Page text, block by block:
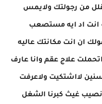
من رجولتك ولايمس
انت اد ايه مستصعب
ان انت مكانتك عاليه
علاج عقم وانا عارف
لااشتكيت ولاعرفت
ونصيب غيث كبرنا الشغل